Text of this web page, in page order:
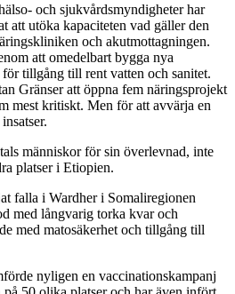
och sjukvårdsmyndigheter har
att utöka kapaciteten vad gäller den
och akutmottagningen.
att omedelbart bygga nya
tillgång till rent vatten och sanitet.
Gränser att öppna fem näringsprojekt
mest kritiskt. Men för att avvärja en
människor för sin överlevnad, inte
platser i Etiopien.
falla i Wardher i Somaliregionen
med långvarig torka kvar och
med matosäkerhet och tillgång till
nyligen en vaccinationskampanj